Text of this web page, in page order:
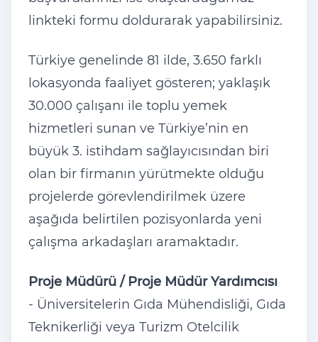
linkteki formu doldurarak yapabilirsiniz.
Türkiye genelinde 81 ilde, 3.650 farklı
lokasyonda faaliyet gösteren; yaklaşık
30.000 çalışanı ile toplu yemek
hizmetleri sunan ve Türkiye’nin en
büyük 3. istihdam sağlayıcısından biri
olan bir firmanın yürütmekte olduğu
projelerde görevlendirilmek üzere
aşağıda belirtilen pozisyonlarda yeni
çalışma arkadaşları aramaktadır.
Proje Müdürü / Proje Müdür Yardımcısı
- Üniversitelerin Gıda Mühendisliği, Gıda
Teknikerliği veya Turizm Otelcilik